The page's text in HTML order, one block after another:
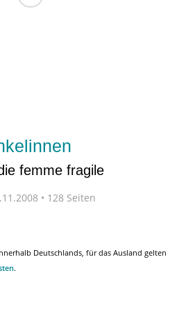
femme fragile
• 128 Seiten
Deutschlands, für das Ausland gelten
.